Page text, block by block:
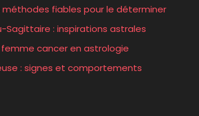
méthodes fiables pour le déterminer
Sagittaire : inspirations astrales
cancer en astrologie
: signes et comportements